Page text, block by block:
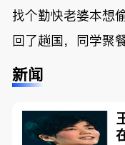
找个勤快老婆本想
回了趟国，同学聚
新闻